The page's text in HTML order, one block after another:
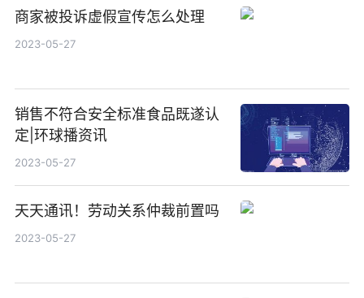
商家被投诉虚假宣传怎么处理
2023-05-27
销售不符合安全标准食品既遂认
定|环球播资讯
2023-05-27
天天通讯！劳动关系仲裁前置吗
2023-05-27